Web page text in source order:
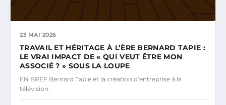
23 MAI 2026
TRAVAIL ET HÉRITAGE À L’ÈRE BERNARD TAPIE :
LE VRAI IMPACT DE « QUI VEUT ÊTRE MON
ASSOCIÉ ? » SOUS LA LOUPE
EN BREF Bernard Tapie et la création d’entreprise à la
télévision.